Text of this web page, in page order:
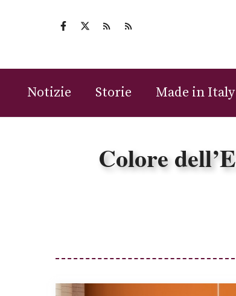
Notizie Storie Made in Italy
Colore